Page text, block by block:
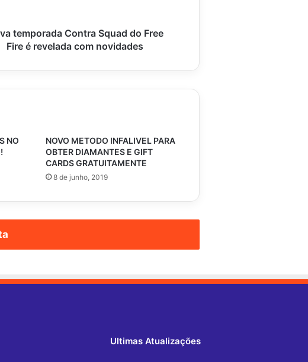
temporada Contra Squad do Free
Fire é revelada com novidades
NO
NOVO METODO INFALIVEL PARA
OBTER DIAMANTES E GIFT
CARDS GRATUITAMENTE
8 de junho, 2019
Ultimas Atualizações